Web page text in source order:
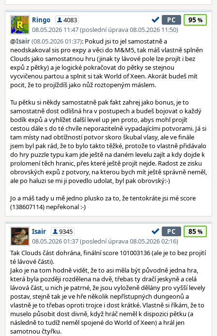
Ringo
4083
08.05.2026 11:47 (poslední úprava 08.05.2026 11:50)
PC 95
@Isair(08.05.2026 01:37): Pokud jsi to jel samostatně a
neodskakoval sis pro expy a věci do M&M5, tak máš vlastně splněn
Clouds jako samostatnou hru (jinak ty lávové pole lze projít i bez
expů z pětky) a je logické pokračovat do pětky se stejnou
vycvičenou partou a splnit si tak World of Xeen. Akorát budeš mít
pocit, že to projíždíš jako nůž roztopeným máslem.
Tu pětku si někdy samostatně pak fakt zahrej jako bonus, je to
samostatně dost odlišná hra v postupech a budeš bojovat o každý
bodík expů a vyhlížet další level up jen proto, abys mohl projít
cestou dále s do té chvíle neporazitelně vypadajícími potvorami. Já si
tam místy nad obtížností potvor skoro škubal vlasy, ale ve finále
jsem byl pak rád, že to bylo takto těžké, protože to vlastně přidávalo
do hry puzzle typu kam jde ještě na daném levelu zajít a kdy dojde k
prolomení těch hranic, přes které ještě projít nejde. Radost ze zisku
obrovských expů z potvory, na kterou bych mít ještě správně neměl,
ale po haluzi se mi ji povedlo udolat, byl pak obrovský:-)
Jo a máš tady u mě jedno plusko za to, že tentokráte jsi mé score
(138607114) nepřekonal :-)
Isair
9345
08.05.2026 01:37 (poslední úprava 08.05.2026 02:16)
PC 85
Tak Clouds část dohrána, finální score 101003136 (ale je to bez projití
té lávové části).
Jako je na tom hodně vidět, že to asi měla být původně jedna hra,
která byla později rozdělena na dvě, třebas ty dračí jeskyně a celá
lávová část, u nich je patrné, že jsou vyloženě dělány pro vyšší levely
postav, stejně tak je ve hře několik nepřístupných dungeonů a
vlastně je to třebas oproti trojce i dost krátké. Vlastně si říkám, že to
muselo působit dost divně, když hráč neměl k dispozici pětku (a
následně to tudíž neměl spojené do World of Xeen) a hrál jen
samotnou čtyřku.